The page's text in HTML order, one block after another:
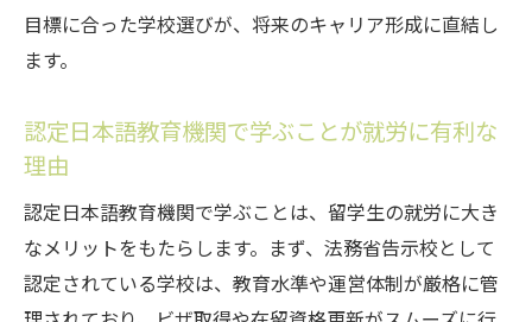
目標に合った学校選びが、将来のキャリア形成に直結し
ます。
認定日本語教育機関で学ぶことが就労に有利な
理由
認定日本語教育機関で学ぶことは、留学生の就労に大き
なメリットをもたらします。まず、法務省告示校として
認定されている学校は、教育水準や運営体制が厳格に管